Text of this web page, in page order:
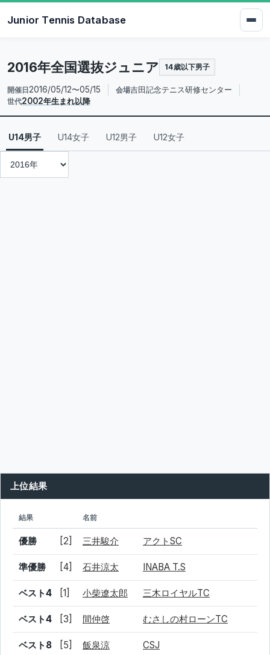
Junior Tennis Database
2016年全国選抜ジュニア 14歳以下男子
開催日 2016/05/12〜05/15 会場吉田記念テニス研修センター
世代2002年生まれ以降
U14男子 U14女子 U12男子 U12女子
上位結果
結果 名前
優勝 [2] 三井駿介 アクトSC
準優勝 [4] 石井涼太 INABA T.S
ベスト4 [1] 小柴遼太郎 三木ロイヤルTC
ベスト4 [3] 間仲啓 むさしの村ローンTC
ベスト8 [5] 飯泉涼 CSJ